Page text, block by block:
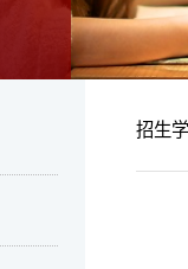
招生